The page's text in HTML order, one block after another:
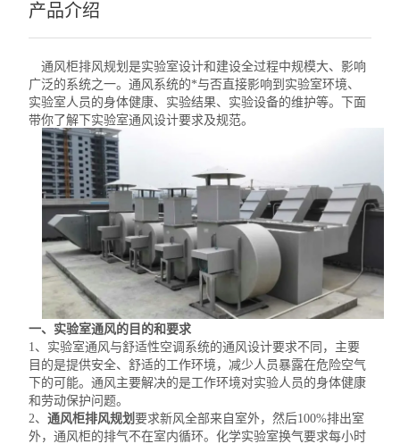
产品介绍
通风柜排风规划是实验室设计和建设全过程中规模大、影响
广泛的系统之一。通风系统的*与否直接影响到实验室环境、
实验室人员的身体健康、实验结果、实验设备的维护等。下面
带你了解下实验室通风设计要求及规范。
一、实验室通风的目的和要求
1、实验室通风与舒适性空调系统的通风设计要求不同，主要
目的是提供安全、舒适的工作环境，减少人员暴露在危险空气
下的可能。通风主要解决的是工作环境对实验人员的身体健康
和劳动保护问题。
2、通风柜排风规划要求新风全部来自室外，然后100%排出室
外，通风柜的排气不在室内循环。化学实验室换气要求每小时